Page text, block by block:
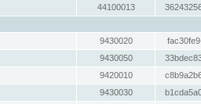
44100013
9430020
9430050
9420010
9430030